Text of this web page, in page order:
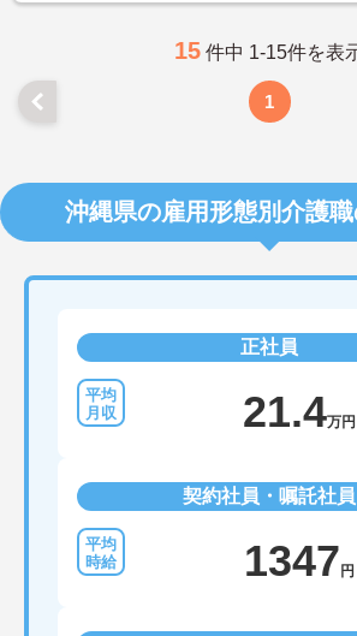
15 件中 1-15件を表
1
沖縄県の雇用形態別介護
正社員
21.4万円
契約社員・嘱託社員
1347円